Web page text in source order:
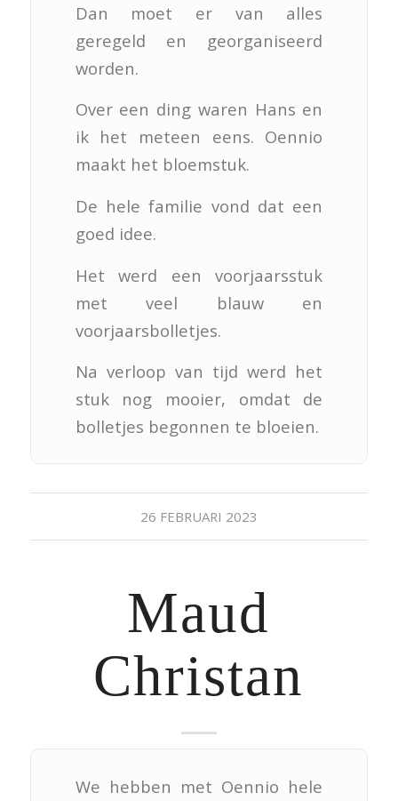
Dan moet er van alles
geregeld en georganiseerd
worden.
Over een ding waren Hans en
ik het meteen eens. Oennio
maakt het bloemstuk.
De hele familie vond dat een
goed idee.
Het werd een voorjaarsstuk
met veel blauw en
voorjaarsbolletjes.
Na verloop van tijd werd het
stuk nog mooier, omdat de
bolletjes begonnen te bloeien.
26 FEBRUARI 2023
Maud
Christan
We hebben met Oennio hele